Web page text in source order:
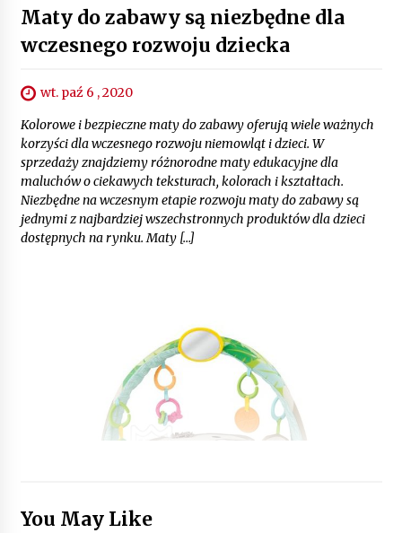
Maty do zabawy są niezbędne dla
wczesnego rozwoju dziecka
wt. paź 6 , 2020
Kolorowe i bezpieczne maty do zabawy oferują wiele ważnych
korzyści dla wczesnego rozwoju niemowląt i dzieci. W
sprzedaży znajdziemy różnorodne maty edukacyjne dla
maluchów o ciekawych teksturach, kolorach i kształtach.
Niezbędne na wczesnym etapie rozwoju maty do zabawy są
jednymi z najbardziej wszechstronnych produktów dla dzieci
dostępnych na rynku. Maty […]
You May Like